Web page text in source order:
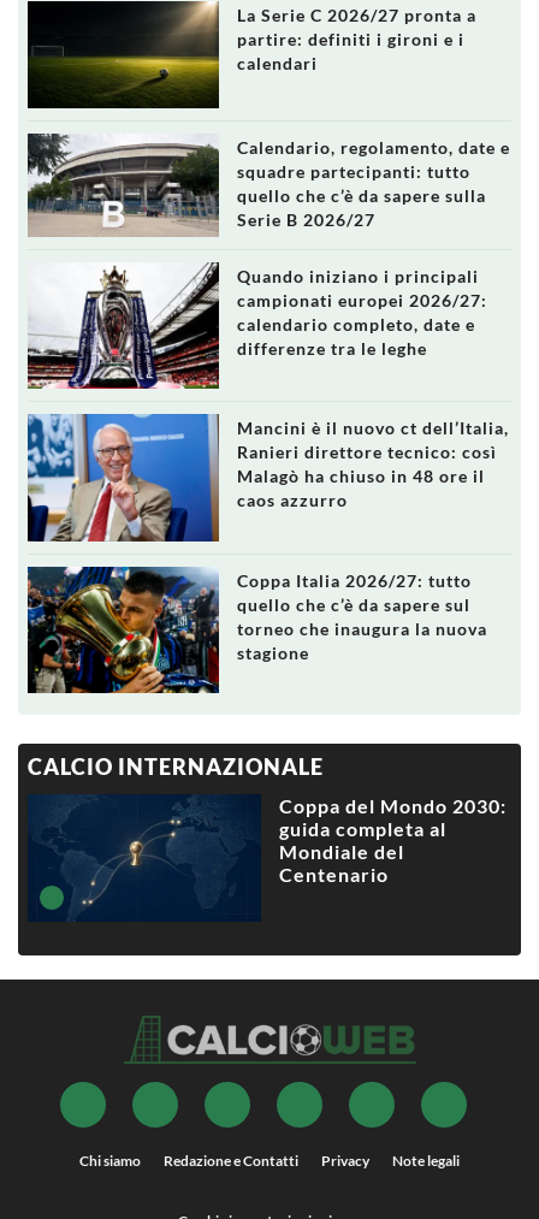
La Serie C 2026/27 pronta a
partire: definiti i gironi e i
calendari
Calendario, regolamento, date e
squadre partecipanti: tutto
quello che c’è da sapere sulla
Serie B 2026/27
Quando iniziano i principali
campionati europei 2026/27:
calendario completo, date e
differenze tra le leghe
Mancini è il nuovo ct dell’Italia,
Ranieri direttore tecnico: così
Malagò ha chiuso in 48 ore il
caos azzurro
Coppa Italia 2026/27: tutto
quello che c’è da sapere sul
torneo che inaugura la nuova
stagione
CALCIO INTERNAZIONALE
Coppa del Mondo 2030:
guida completa al
Mondiale del
Centenario
Chi siamo Redazione e Contatti Privacy Note legali